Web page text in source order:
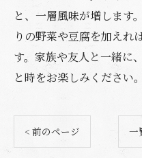
と、一層風味が増します
りの野菜や豆腐を加えれ
す。家族や友人と一緒に
と時をお楽しみください。
< 前のページ 一